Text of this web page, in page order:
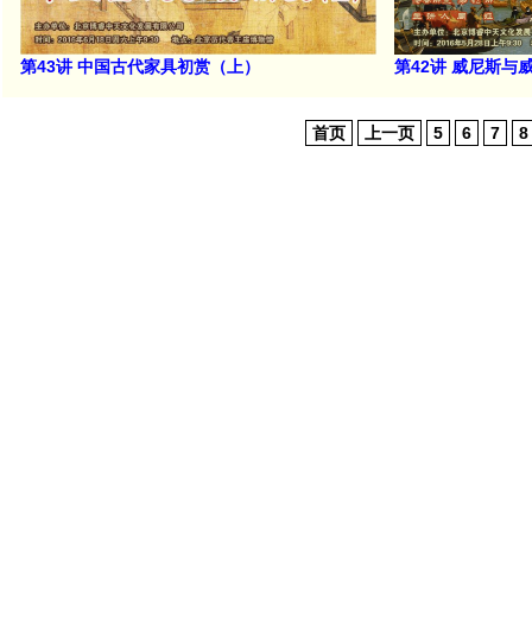
第43讲 中国古代家具初赏（上） 第42讲 威尼斯与
首页 上一页 5 6 7 8